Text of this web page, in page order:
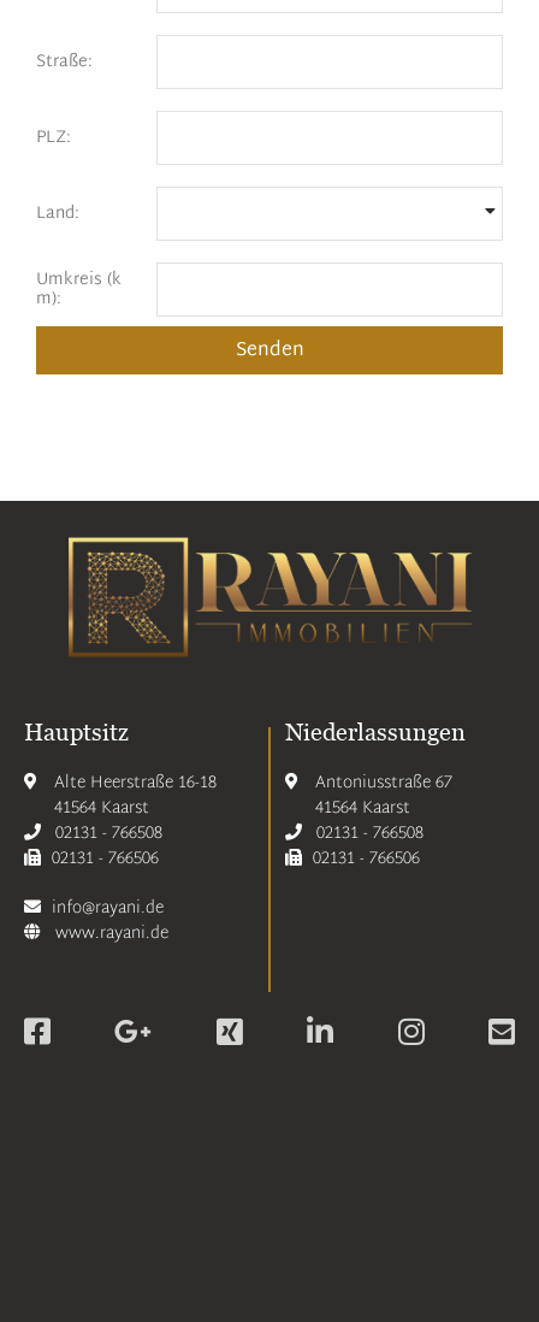
Straße:
PLZ:
Land:
Umkreis (k
m):
Hauptsitz
Alte Heerstraße 16-18
41564 Kaarst
02131 - 766508
02131 - 766506
info@rayani.de
www.rayani.de
Niederlassungen
Antoniusstraße 67
41564 Kaarst
02131 - 766508
02131 - 766506